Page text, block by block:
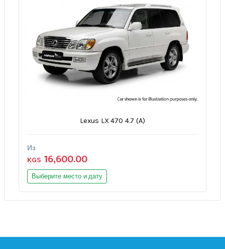
Lexus LX 470 4.7 (A)
Из
KGS 16,600.00
Выберите место и дату